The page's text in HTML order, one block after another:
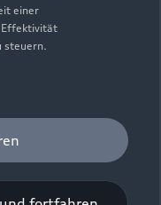
einer
Effektivität
steuern.